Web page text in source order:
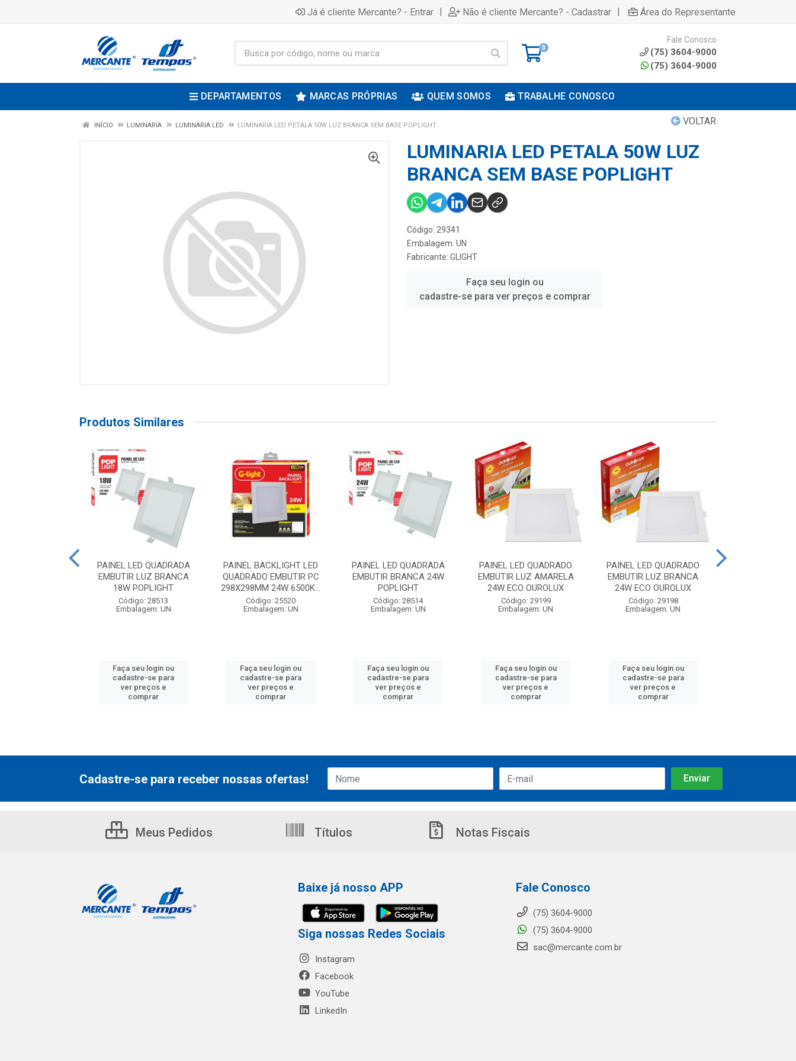
Já é cliente Mercante? - Entrar | Não é cliente Mercante? - Cadastrar | Área do Representante
0
Fale Conosco
(75) 3604-9000
(75) 3604-9000
DEPARTAMENTOS MARCAS PRÓPRIAS QUEM SOMOS TRABALHE CONOSCO
VOLTAR
INÍCIO LUMINARIA LUMINARIA LED LUMINARIA LED PETALA 50W LUZ BRANCA SEM BASE POPLIGHT
LUMINARIA LED PETALA 50W LUZ
BRANCA SEM BASE POPLIGHT
Código: 29341
Embalagem: UN
Fabricante: GLIGHT
Faça seu login ou
cadastre-se para ver preços e comprar
Produtos Similares
PAINEL LED QUADRADA
EMBUTIR LUZ BRANCA
18W POPLIGHT
Código: 28513
Embalagem: UN
Faça seu login ou
cadastre-se para
ver preços e
comprar
PAINEL BACKLIGHT LED
QUADRADO EMBUTIR PC
298X298MM 24W 6500K...
Código: 25520
Embalagem: UN
Faça seu login ou
cadastre-se para
ver preços e
comprar
PAINEL LED QUADRADA
EMBUTIR BRANCA 24W
POPLIGHT
Código: 28514
Embalagem: UN
Faça seu login ou
cadastre-se para
ver preços e
comprar
PAINEL LED QUADRADO
EMBUTIR LUZ AMARELA
24W ECO OUROLUX
Código: 29199
Embalagem: UN
Faça seu login ou
cadastre-se para
ver preços e
comprar
PAINEL LED QUADRADO
EMBUTIR LUZ BRANCA
24W ECO OUROLUX
Código: 29198
Embalagem: UN
Faça seu login ou
cadastre-se para
ver preços e
comprar
Cadastre-se para receber nossas ofertas!
Meus Pedidos Títulos Notas Fiscais
Baixe já nosso APP
Siga nossas Redes Sociais
Instagram
Facebook
YouTube
LinkedIn
Fale Conosco
(75) 3604-9000
(75) 3604-9000
sac@mercante.com.br